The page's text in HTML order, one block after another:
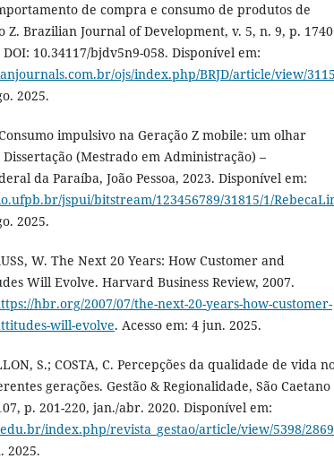
de compra e consumo de produtos de
Z. Brazilian Journal of Development, v. 5, n. 9, p.
DOI: 10.34117/bjdv5n9-058. Disponível em:
ojs/index.php/BRJD/article/view/
2025.
Consumo impulsivo na Geração Z mobile: um olhar
(Mestrado em Administração) –
da Paraíba, João Pessoa, 2023. Disponível em:
jspui/bitstream/123456789/31815/1/
2025.
W. The Next 20 Years: How Customer and
Will Evolve. Harvard Business Review, 2007.
hbr.org/2007/07/the-next-20-years-how-customer-
will-evolve. Acesso em: 4 jun. 2025.
S.; COSTA, C. Percepções da qualidade de vida
gerações. Gestão & Regionalidade, São Caetano
p. 201-220, jan./abr. 2020. Disponível em:
index.php/revista_gestao/article/view/5398/2869
2025.